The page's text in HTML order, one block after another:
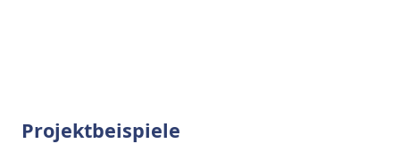
Projektbeispiele